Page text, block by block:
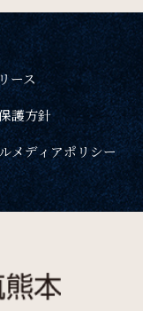
キャンセル
ース
護方針
メディアポリシー